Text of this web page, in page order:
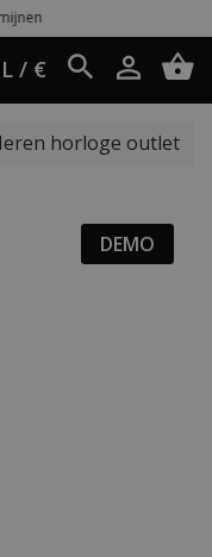
/ €
horloge outlet
DEMO